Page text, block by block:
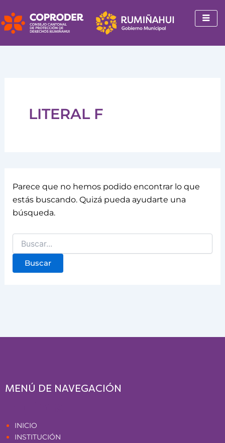
al
contenido
LITERAL F
Parece que no hemos podido encontrar lo que
estás buscando. Quizá pueda ayudarte una
búsqueda.
por:
MENÚ DE NAVEGACIÓN
INICIO
INSTITUCIÓN